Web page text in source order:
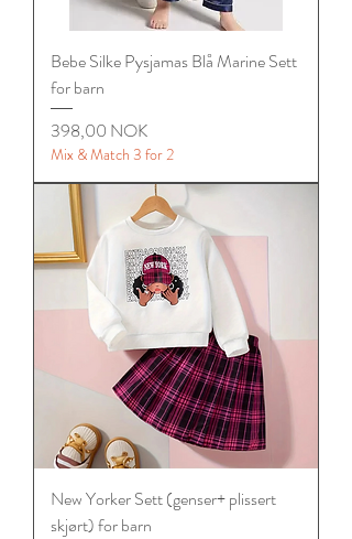
Bebe Silke Pysjamas Blå Marine Sett
for barn
Цена
398,00 NOK
Mix & Match 3 for 2
New Yorker Sett (genser+ plissert
skjørt) for barn